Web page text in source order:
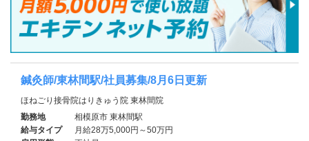
鍼灸師/東林間駅/社員募集/8月6日更新
ほねごり接骨院はりきゅう院 東林間院
勤務地
相模原市 東林間駅
給与タイプ
月給28万5,000円～50万円